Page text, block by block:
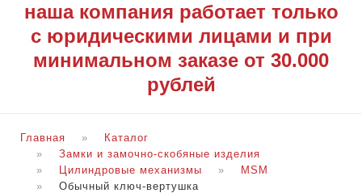
наша компания работает только
с юридическими лицами и при
минимальном заказе от 30.000
рублей
Главная
Каталог
Замки и замочно-скобяные изделия
Цилиндровые механизмы
MSM
Обычный ключ-вертушка